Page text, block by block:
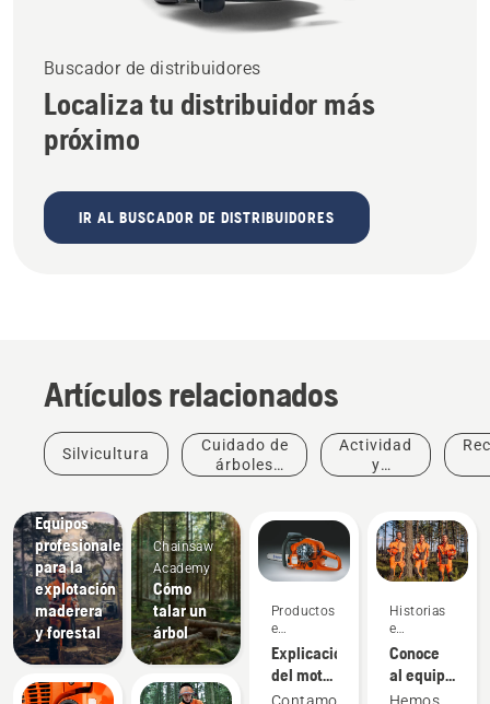
Buscador de distribuidores
Localiza tu distribuidor más
próximo
IR AL BUSCADOR DE DISTRIBUIDORES
Artículos relacionados
Silvicultura
Cuidado de
árboles
Actividad
y
Equipos
profesionales
para la
explotación
maderera
y forestal
Chainsaw
Academy
Cómo
talar un
árbol
Productos
e
innovaciones
Explicación
del motor
Husqvarna
Historias
e
inspiración
Conoce
al equipo
H de